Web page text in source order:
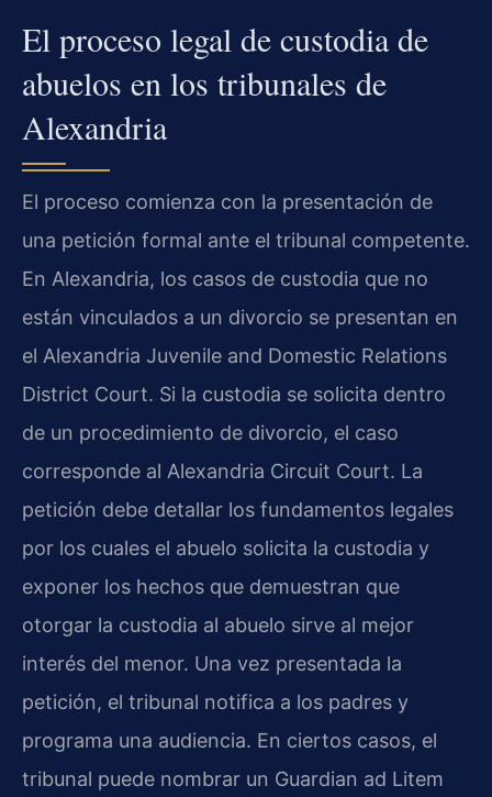
El proceso legal de custodia de
abuelos en los tribunales de
Alexandria
El proceso comienza con la presentación de
una petición formal ante el tribunal competente.
En Alexandria, los casos de custodia que no
están vinculados a un divorcio se presentan en
el Alexandria Juvenile and Domestic Relations
District Court. Si la custodia se solicita dentro
de un procedimiento de divorcio, el caso
corresponde al Alexandria Circuit Court. La
petición debe detallar los fundamentos legales
por los cuales el abuelo solicita la custodia y
exponer los hechos que demuestran que
otorgar la custodia al abuelo sirve al mejor
interés del menor. Una vez presentada la
petición, el tribunal notifica a los padres y
programa una audiencia. En ciertos casos, el
tribunal puede nombrar un Guardian ad Litem